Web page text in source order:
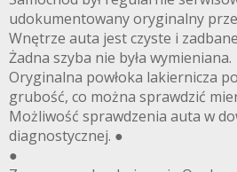
udokumentowany oryginalny
Wnętrze auta jest czyste i
Żadna szyba nie była wymieniana.
Oryginalna powłoka lakiernicza
grubość, co można sprawdzić
Możliwość sprawdzenia auta w
diagnostycznej. ●
●